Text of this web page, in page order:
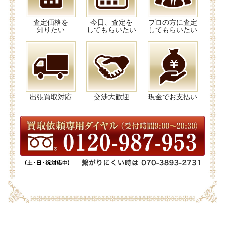
査定価格を
知りたい
今日、査定を
してもらいたい
プロの方に査定
してもらいたい
出張買取対応 交渉大歓迎 現金でお支払い